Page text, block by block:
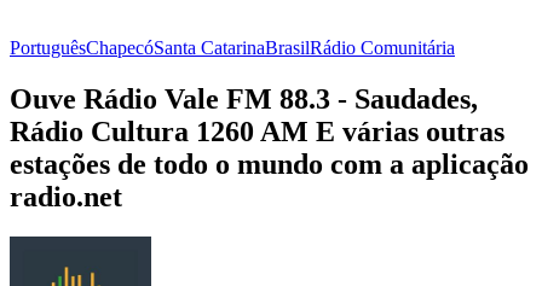
PortuguêsChapecóSanta CatarinaBrasilRádio Comunitária
Ouve Rádio Vale FM 88.3 - Saudades,
Rádio Cultura 1260 AM E várias outras
estações de todo o mundo com a aplicação
radio.net